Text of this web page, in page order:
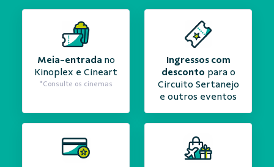
Meia-entrada no
Kinoplex e Cineart
*Consulte os cinemas
Ingressos com
desconto para o
Circuito Sertanejo
e outros eventos